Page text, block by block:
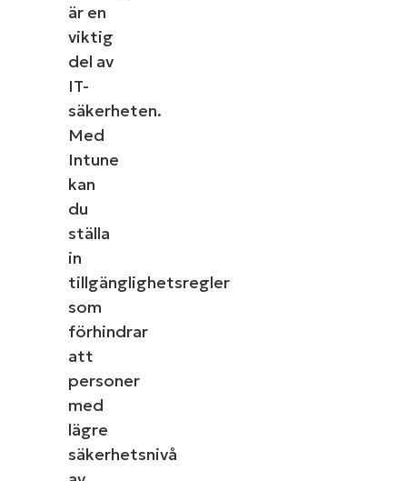
är en
viktig
del av
IT-
säkerheten.
Med
Intune
kan
du
ställa
in
tillgänglighetsregler
som
förhindrar
att
personer
med
lägre
säkerhetsnivå